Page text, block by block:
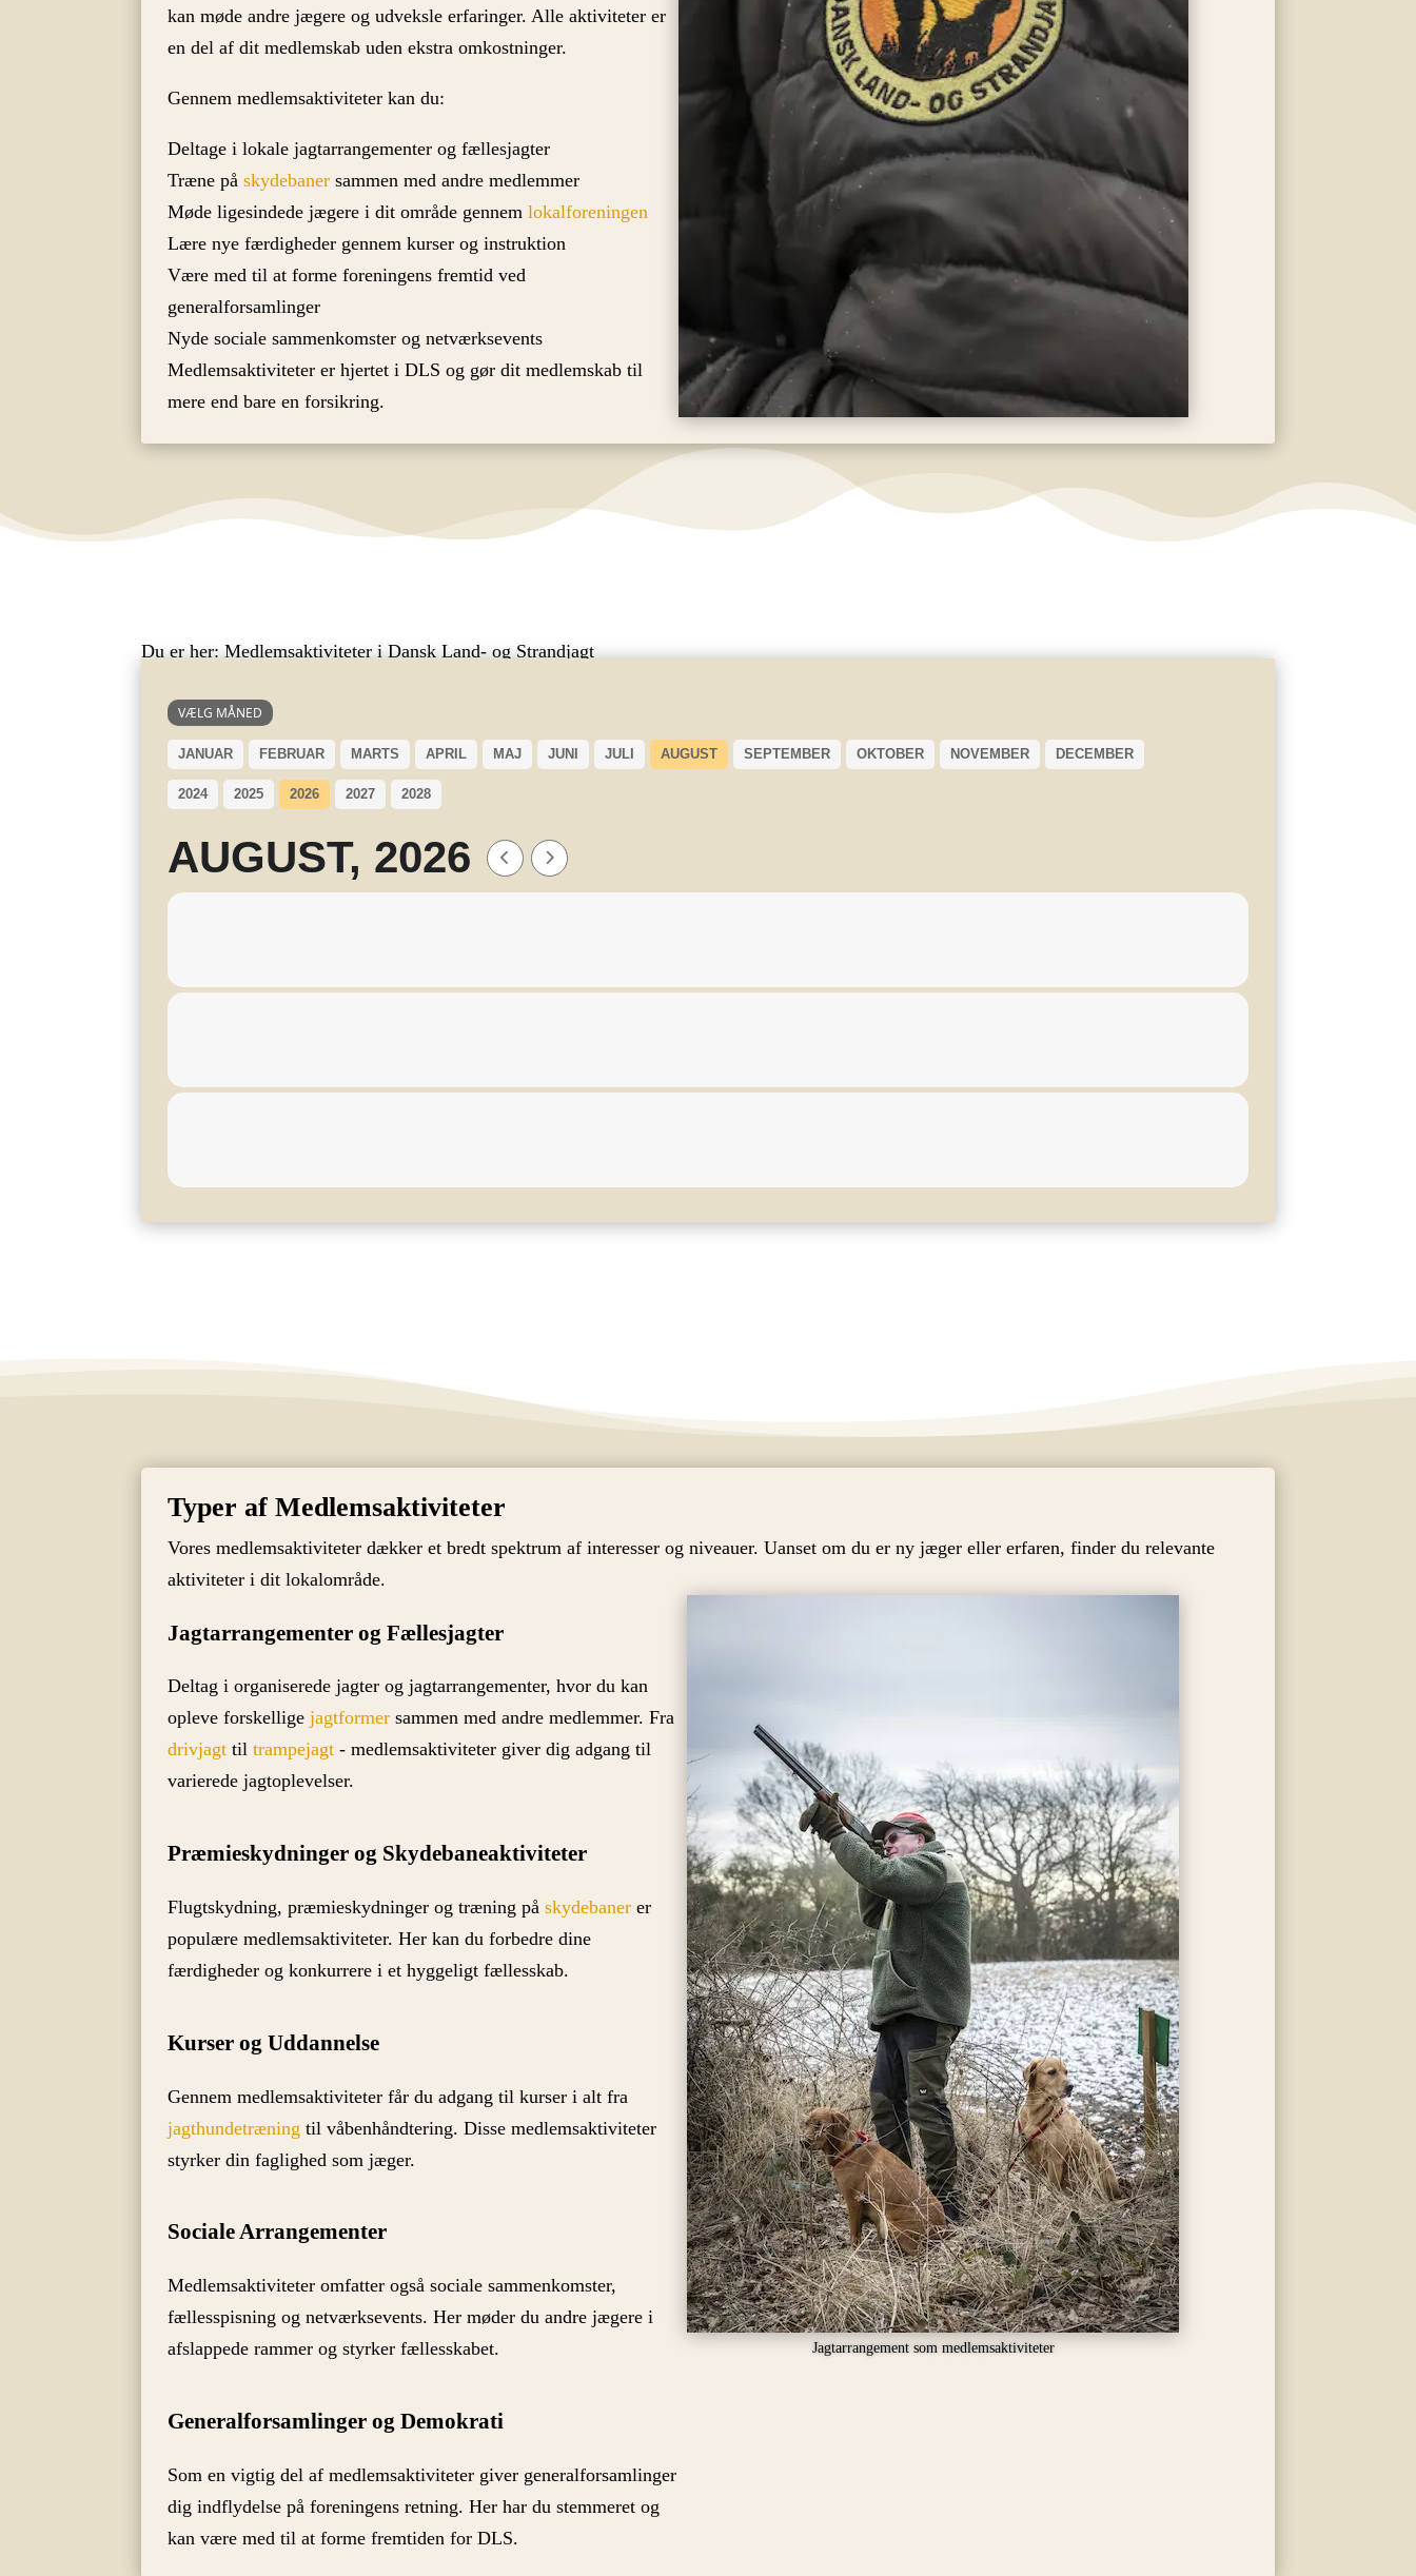
kan møde andre jægere og udveksle erfaringer. Alle aktiviteter er
en del af dit medlemskab uden ekstra omkostninger.
Gennem medlemsaktiviteter kan du:
Deltage i lokale jagtarrangementer og fællesjagter
Træne påskydebaner sammen med andre medlemmer
Møde ligesindede jægere i dit område gennemlokalforeningen
Lære nye færdigheder gennem kurser og instruktion
Være med til at forme foreningens fremtid ved
generalforsamlinger
Nyde sociale sammenkomster og netværksevents
Medlemsaktiviteter er hjertet i DLS og gør dit medlemskab til
mere end bare en forsikring.
Du er her:Medlemsaktiviteter i Dansk Land- og Strandjagt
VÆLG MÅNED
JANUAR FEBRUAR MARTS APRIL MAJ JUNI JULI AUGUST SEPTEMBER OKTOBER NOVEMBER DECEMBER
2024 2025 2026 2027 2028
AUGUST, 2026
Typer af Medlemsaktiviteter
Vores medlemsaktiviteter dækker et bredt spektrum af interesser og niveauer. Uanset om du er ny jæger eller erfaren, finder du relevante
aktiviteter i dit lokalområde.
Jagtarrangementer og Fællesjagter
Deltag i organiserede jagter og jagtarrangementer, hvor du kan
opleve forskelligejagtformer sammen med andre medlemmer. Fra
drivjagt tiltrampejagt - medlemsaktiviteter giver dig adgang til
varierede jagtoplevelser.
Præmieskydninger og Skydebaneaktiviteter
Flugtskydning, præmieskydninger og træning påskydebaner er
populære medlemsaktiviteter. Her kan du forbedre dine
færdigheder og konkurrere i et hyggeligt fællesskab.
Kurser og Uddannelse
Gennem medlemsaktiviteter får du adgang til kurser i alt fra
jagthundetræning til våbenhåndtering. Disse medlemsaktiviteter
styrker din faglighed som jæger.
Sociale Arrangementer
Medlemsaktiviteter omfatter også sociale sammenkomster,
fællesspisning og netværksevents. Her møder du andre jægere i
afslappede rammer og styrker fællesskabet.
Generalforsamlinger og Demokrati
Som en vigtig del af medlemsaktiviteter giver generalforsamlinger
dig indflydelse på foreningens retning. Her har du stemmeret og
kan være med til at forme fremtiden for DLS.
Jagtarrangement som medlemsaktiviteter